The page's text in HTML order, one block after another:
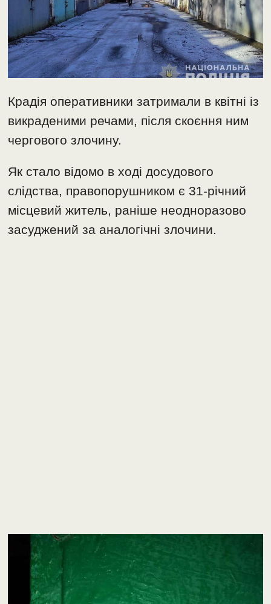
Крадія оперативники затримали в квітні із
викраденими речами, після скоєння ним
чергового злочину.
Як стало відомо в ході досудового
слідства, правопорушником є 31-річний
місцевий житель, раніше неодноразово
засуджений за аналогічні злочини.